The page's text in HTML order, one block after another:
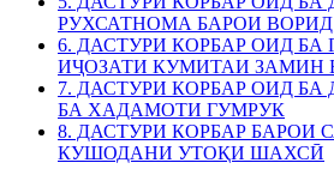
РУХСАТНОМА БАРОИ
6. ДАСТУРИ КОРБАР ОИД БА
ИҶОЗАТИ КУМИТАИ ЗАМИН
7. ДАСТУРИ КОРБАР ОИД
БА ХАДАМОТИ ГУМРУК
8. ДАСТУРИ КОРБАР БАРОИ
КУШОДАНИ УТОҚИ ШАХСӢ